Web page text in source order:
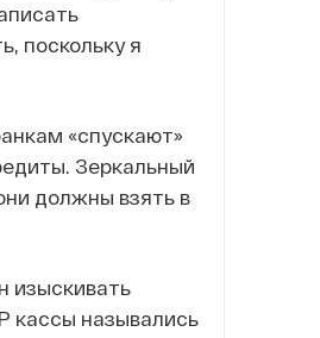
поскольку я
«спускают»
Зеркальный
должны взять в
изыскивать
кассы назывались